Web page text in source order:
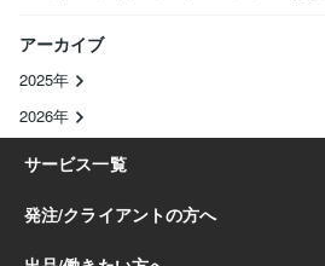
アーカイブ
2025年
2026年